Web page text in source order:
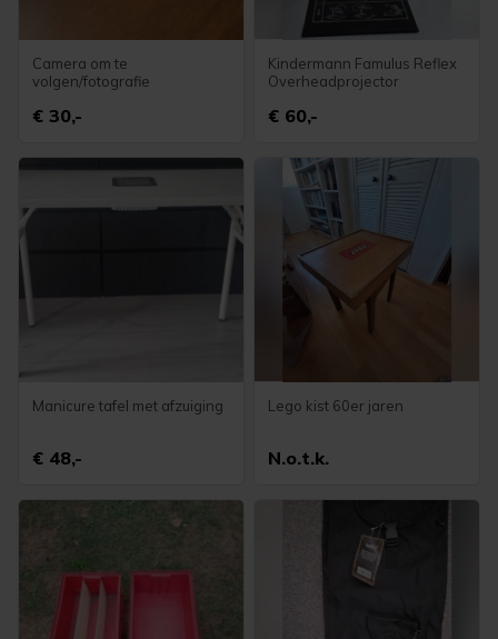
Camera om te
volgen/fotografie
€ 30,-
Kindermann Famulus Reflex
Overheadprojector
€ 60,-
Manicure tafel met afzuiging
€ 48,-
Lego kist 60er jaren
N.o.t.k.